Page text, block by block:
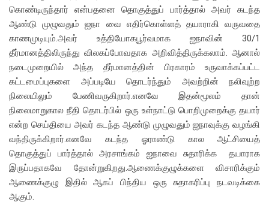
கொண்டிருந்தார் என்பதனை தொகுத்துப் பார்த்தால் அவர் கடந்த
ஆண்டு முழுவதும் ஐநா வை எதிர்கொள்ளத் தயாராகி வருவதை
காணமுடியும்.அவர் உத்தியோகபூர்வமாக ஐநாவின் 30/1
தீர்மானத்திலிருந்து விலகப்போவதாக அறிவித்திருக்கலாம். ஆனால்
நடைமுறையில் அந்த தீர்மானத்தின் பிரகாரம் உருவாக்கப்பட்ட
கட்டமைப்புகளை அப்படியே தொடர்ந்தும் அவற்றின் நலிவுற்ற
நிலையிலும் பேணிவருகிறார்.எனவே இதன்மூலம் தான்
நிலைமாறுகால நீதி தொடர்பில் ஒரு உள்நாட்டு பொறிமுறைக்கு தயார்
என்ற செய்தியை அவர் கடந்த ஆண்டு முழுவதும் ஐநாவுக்கு வழங்கி
வந்திருக்கிறார்.எனவே கடந்த ஓராண்டு கால ஆட்சியைத்
தொகுத்துப் பார்த்தால் அரசாங்கம் ஐநாவை சுதாரிக்க தயாராக
இருப்பதாகவே தோன்றுகிறது.ஆணைக்குழுக்களை விசாரிக்கும்
ஆணைக்குழு இதில் ஆகப் பிந்திய ஒரு சுதாகரிப்பு நடவடிக்கை
ஆகும்.